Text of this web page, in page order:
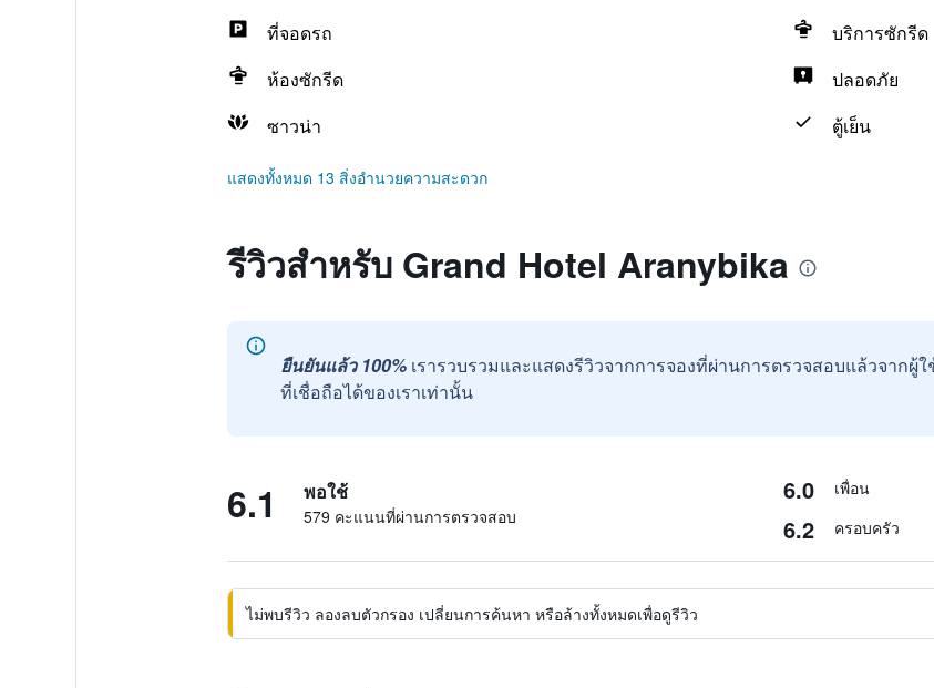
ที่จอดรถ
บริการซักรีด
ห้องซักรีด
ปลอดภัย
ซาวน่า
ตู้เย็น
แสดงทั้งหมด 13 สิ่งอำนวยความสะดวก
รีวิวสำหรับ Grand Hotel Aranybika
ยืนยันแล้ว 100% เรารวบรวมและแสดงรีวิวจากการจองที่ผ่านการตรวจสอบแล้วจากผู้
ที่เชื่อถือได้ของเราเท่านั้น
6.1 พอใช้
579 คะแนนที่ผ่านการตรวจสอบ
6.0 เพื่อน
6.2 ครอบครัว
ไม่พบรีวิว ลองลบตัวกรอง เปลี่ยนการค้นหา หรือล้างทั้งหมดเพื่อดูรีวิว